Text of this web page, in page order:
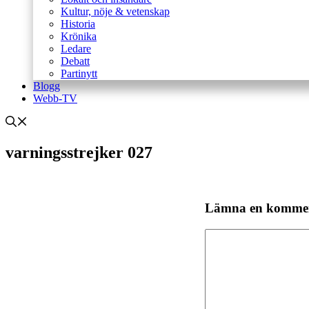
Kultur, nöje & vetenskap
Historia
Krönika
Ledare
Debatt
Partinytt
Blogg
Webb-TV
varningsstrejker 027
Lämna en